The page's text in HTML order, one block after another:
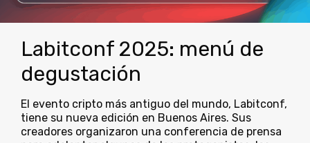
Labitconf 2025: menú de
degustación
El evento cripto más antiguo del mundo, Labitconf,
tiene su nueva edición en Buenos Aires. Sus
creadores organizaron una conferencia de prensa